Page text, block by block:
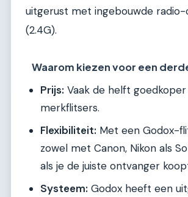
uitgerust met ingebouwde
(2.4G).
Waarom kiezen voor een
Prijs: Vaak de helft
merkflitsers.
Flexibiliteit: Met een Godox-
zowel met Canon, Nikon als
als je de juiste ontvanger
Systeem: Godox heeft een